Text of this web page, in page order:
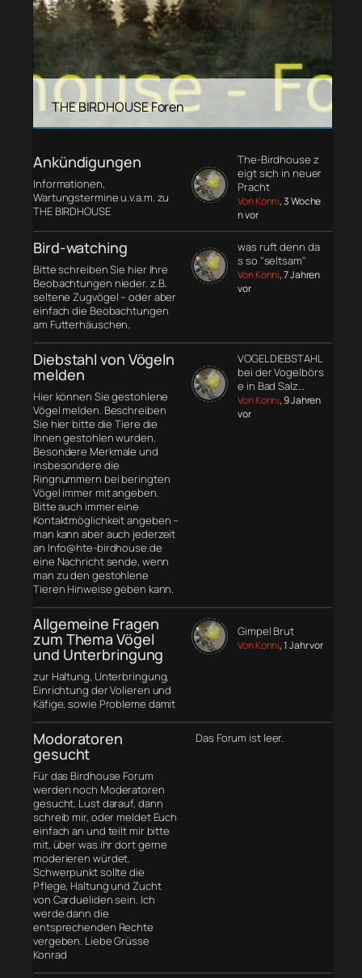
THE BIRDHOUSE Foren
Ankündigungen
Informationen,
Wartungstermine u.v.a.m. zu
THE BIRDHOUSE
The-Birdhouse z
eigt sich in neuer
Pracht
Von Konni, 3 Woche
n vor
Bird-watching
Bitte schreiben Sie hier Ihre
Beobachtungen nieder. z.B.
seltene Zugvögel – oder aber
einfach die Beobachtungen
am Futterhäuschen.
was ruft denn da
s so "seltsam"
Von Konni, 7 Jahren
vor
Diebstahl von Vögeln
melden
Hier können Sie gestohlene
Vögel melden. Beschreiben
Sie hier bitte die Tiere die
Ihnen gestohlen wurden.
Besondere Merkmale und
insbesondere die
Ringnummern bei beringten
Vögel immer mit angeben.
Bitte auch immer eine
Kontaktmöglichkeit angeben –
man kann aber auch jederzeit
an Info@hte-birdhouse.de
eine Nachricht sende, wenn
man zu den gestohlene
Tieren Hinweise geben kann.
VOGELDIEBSTAHL
bei der Vogelbörs
e in Bad Salz…
Von Konni, 9 Jahren
vor
Allgemeine Fragen
zum Thema Vögel
und Unterbringung
zur Haltung, Unterbringung,
Einrichtung der Volieren und
Käfige, sowie Probleme damit
Gimpel Brut
Von Konni, 1 Jahr vor
Modoratoren
gesucht
Für das Birdhouse Forum
werden noch Moderatoren
gesucht. Lust darauf, dann
schreib mir, oder meldet Euch
einfach an und teilt mir bitte
mit, über was ihr dort gerne
moderieren würdet.
Schwerpunkt sollte die
Pflege, Haltung und Zucht
von Cardueliden sein. Ich
werde dann die
entsprechenden Rechte
vergeben. Liebe Grüsse
Konrad
Das Forum ist leer.